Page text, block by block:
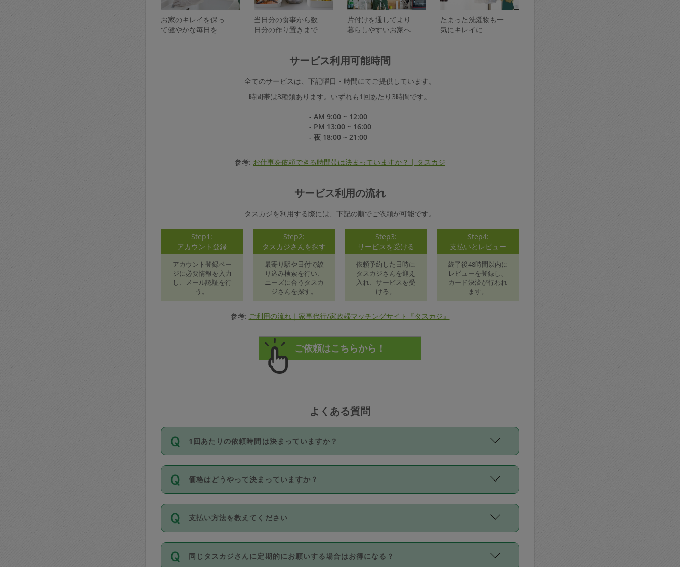
お家のキレイを保っ
て健やかな毎日を
当日分の食事から数
日分の作り置きまで
片付けを通してより
暮らしやすいお家へ
たまった洗濯物も一
気にキレイに
サービス利用可能時間
全てのサービスは、下記曜日・時間にてご提供しています。
時間帯は3種類あります。いずれも1回あたり3時間です。
- AM 9:00 ~ 12:00
- PM 13:00 ~ 16:00
- 夜 18:00 ~ 21:00
参考: お仕事を依頼できる時間帯は決まっていますか？ | タスカジ
サービス利用の流れ
タスカジを利用する際には、下記の順でご依頼が可能です。
Step1:
アカウント登録
アカウント登録ペー
ジに必要情報を入力
し、メール認証を行
う。
Step2:
タスカジさんを探す
最寄り駅や日付で絞
り込み検索を行い、
ニーズに合うタスカ
ジさんを探す。
Step3:
サービスを受ける
依頼予約した日時に
タスカジさんを迎え
入れ、サービスを受
ける。
Step4:
支払いとレビュー
終了後48時間以内に
レビューを登録し、
カード決済が行われ
ます。
参考: ご利用の流れ｜家事代行/家政婦マッチングサイト『タスカジ』
よくある質問
1回あたりの依頼時間は決まっていますか？
依頼1回につき3時間固定です。3時間を超えて依頼したい場合は、延長機能をご利用くださ
い。機能をご利用いただくには、タスカジさんに事前に相談し、合意の上事前申請すること
が必要です。なお、3時間を下回っても、値引き等はございません。
価格はどうやって決まっていますか？
11種類の価格帯の中からタスカジさん自身が価格を選んで設定しています。
タスカジさんの価格設定には最初は制限があり、レビュー件数、レビューの平均値、などで
除々に設定可能な最高額が上がっていく仕組みになっています。
支払い方法を教えてください
お支払方法はクレジットカード（Visa／Master／JCB／AMERICAN EXPRESS／Diners
Club）のみとなります。
同じタスカジさんに定期的にお願いする場合はお得になる？